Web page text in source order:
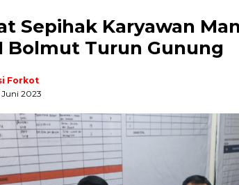
Sepihak Karyawan
Bolmut Turun Gunung
Forkot
Juni 2023